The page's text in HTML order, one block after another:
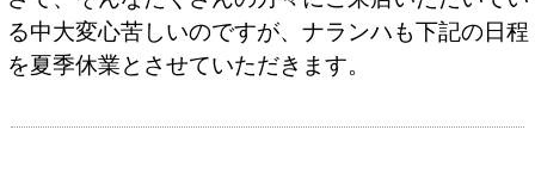
る中大変心苦しいのですが、ナランハも下記の日程
を夏季休業とさせていただきます。